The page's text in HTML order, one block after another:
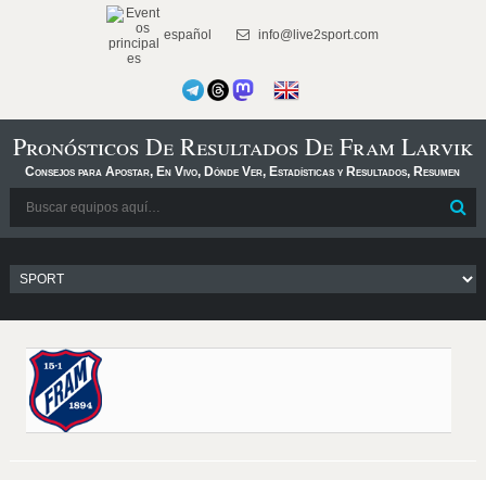
español info@live2sport.com
Pronósticos De Resultados De Fram Larvik
Consejos para Apostar, En Vivo, Dónde Ver, Estadísticas y Resultados, Resumen